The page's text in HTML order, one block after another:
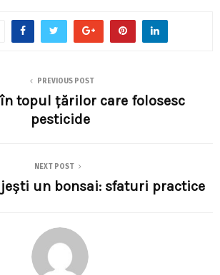
PREVIOUS POST
topul țărilor care folosesc
pesticide
NEXT POST
un bonsai: sfaturi practice